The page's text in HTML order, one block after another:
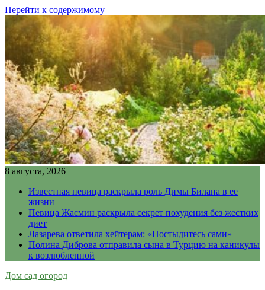
Перейти к содержимому
8 августа, 2026
Известная певица раскрыла роль Димы Билана в ее
жизни
Певица Жасмин раскрыла секрет похудения без жестких
диет
Лазарева ответила хейтерам: «Постыдитесь сами»
Полина Диброва отправила сына в Турцию на каникулы
к возлюбленной
Дом сад огород